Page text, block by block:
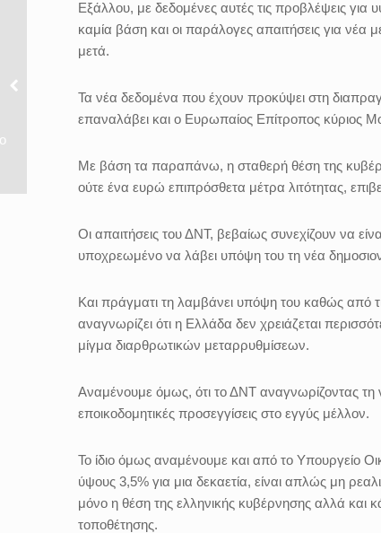
Εξάλλου, με δεδομένες αυτές τις προβλέψεις
καμία βάση και οι παράλογες απαιτήσεις για νέα
μετά.
Τα νέα δεδομένα που έχουν προκύψει στη
επαναλάβει και ο Ευρωπαίος Επίτροπος κύριος
Με βάση τα παραπάνω, η σταθερή θέση της
ούτε ένα ευρώ επιπρόσθετα μέτρα λιτότητας,
Οι απαιτήσεις του ΔΝΤ, βεβαίως συνεχίζουν να
υποχρεωμένο να λάβει υπόψη του τη νέα
Και πράγματι τη λαμβάνει υπόψη του καθώς από
αναγνωρίζει ότι η Ελλάδα δεν χρειάζεται
μίγμα διαρθρωτικών μεταρρυθμίσεων.
Αναμένουμε όμως, ότι το ΔΝΤ αναγνωρίζοντας τη
εποικοδομητικές προσεγγίσεις στο εγγύς μέλλον.
Το ίδιο όμως αναμένουμε και από το Υπουργείο
ύψους 3,5% για μια δεκαετία, είναι απλώς μη
μόνο η θέση της ελληνικής κυβέρνησης αλλά και
τοποθέτησης.